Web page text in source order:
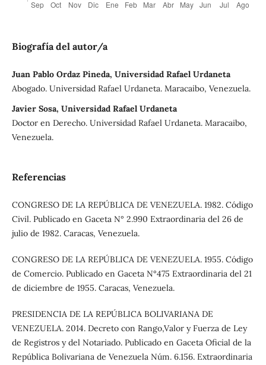
Biografía del autor/a
Juan Pablo Ordaz Pineda, Universidad Rafael Urdaneta
Abogado. Universidad Rafael Urdaneta. Maracaibo, Venezuela.
Javier Sosa, Universidad Rafael Urdaneta
Doctor en Derecho. Universidad Rafael Urdaneta. Maracaibo,
Venezuela.
Referencias
CONGRESO DE LA REPÚBLICA DE VENEZUELA. 1982. Código
Civil. Publicado en Gaceta N° 2.990 Extraordinaria del 26 de
julio de 1982. Caracas, Venezuela.
CONGRESO DE LA REPÚBLICA DE VENEZUELA. 1955. Código
de Comercio. Publicado en Gaceta N°475 Extraordinaria del 21
de diciembre de 1955. Caracas, Venezuela.
PRESIDENCIA DE LA REPÚBLICA BOLIVARIANA DE
VENEZUELA. 2014. Decreto con Rango,Valor y Fuerza de Ley
de Registros y del Notariado. Publicado en Gaceta Oficial de la
República Bolivariana de Venezuela Núm. 6.156. Extraordinaria